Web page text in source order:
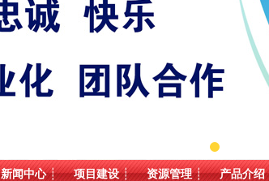
新闻中心 ┊ 项目建设 ┊ 资源管理 ┊ 产品介绍